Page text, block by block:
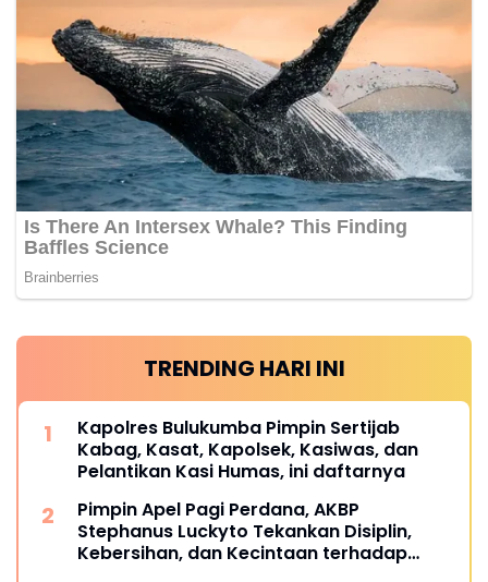
TRENDING HARI INI
Kapolres Bulukumba Pimpin Sertijab
Kabag, Kasat, Kapolsek, Kasiwas, dan
Pelantikan Kasi Humas, ini daftarnya
Pimpin Apel Pagi Perdana, AKBP
Stephanus Luckyto Tekankan Disiplin,
Kebersihan, dan Kecintaan terhadap